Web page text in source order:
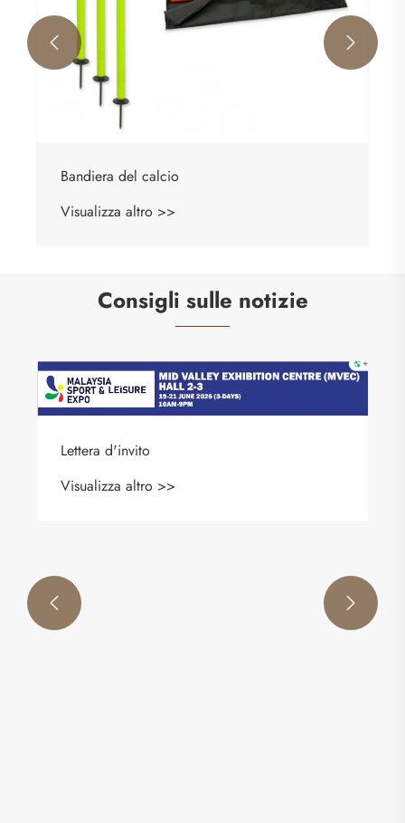
 
Consigli sulle notizie
In che modo gli anelli di agilità possono
prestazioni atletiche
 